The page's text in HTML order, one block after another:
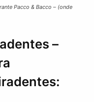
Pacco & Bacco – (onde
–